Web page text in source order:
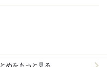
めをもっと見る